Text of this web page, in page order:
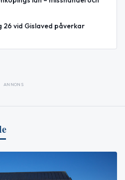
vid Gislaved påverkar
ANNONS